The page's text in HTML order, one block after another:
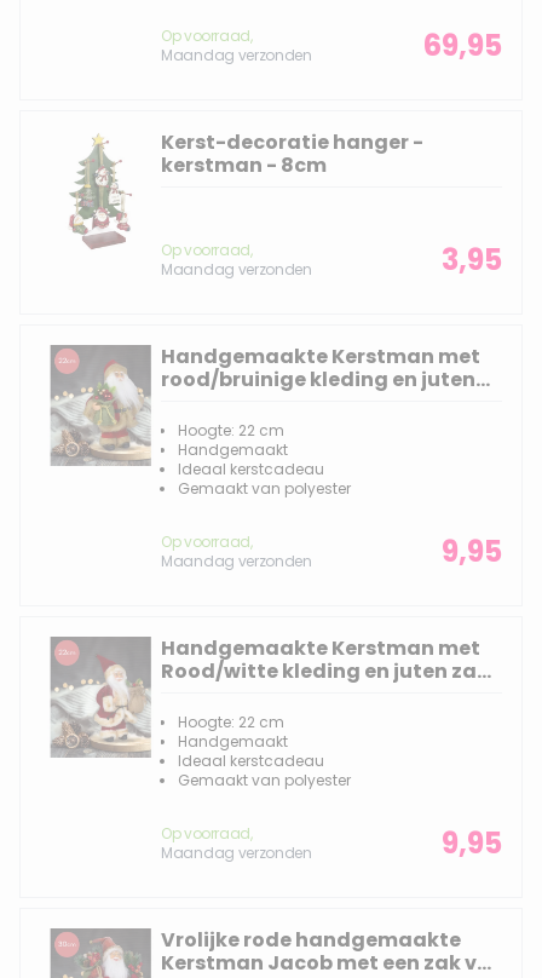
Op voorraad,
Maandag verzonden
69,95
Kerst-decoratie hanger -
kerstman - 8cm
Op voorraad,
Maandag verzonden
3,95
Handgemaakte Kerstman met
rood/bruinige kleding en juten
arm - 22cm
Hoogte: 22 cm
Handgemaakt
Ideaal kerstcadeau
Gemaakt van polyester
Op voorraad,
Maandag verzonden
9,95
Handgemaakte Kerstman met
Rood/witte kleding en juten zak
Hoogte: 22 cm
Handgemaakt
Ideaal kerstcadeau
Gemaakt van polyester
Op voorraad,
Maandag verzonden
9,95
Vrolijke rode handgemaakte
Kerstman Jacob met een zak vol